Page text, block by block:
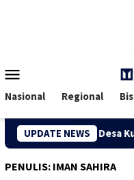
Mobile
Nasional Regional
UPDATE NEWS
Kreatif Desa
PENULIS: IMAN SAHIRA